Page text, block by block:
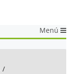
Menú
/